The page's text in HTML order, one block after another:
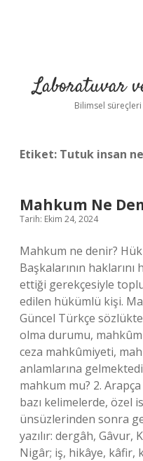
Laboratuvar
Bilimsel süreçleri
Etiket: Tutuk insan
Mahkum Ne
Tarih: Ekim 24, 2024
Mahkum ne denir?
Başkalarının
ettiği gerekçesiyle
edilen hükümlü kişi.
Güncel Türkçe
olma durumu,
ceza mahkûmiyeti,
anlamlarına
mahkum mu? 2.
bazı kelimelerde, özel
ünsüzlerinden sonra
yazılır: dergâh, Gâvur,
Nigâr; iş, hikâye, kâfir,